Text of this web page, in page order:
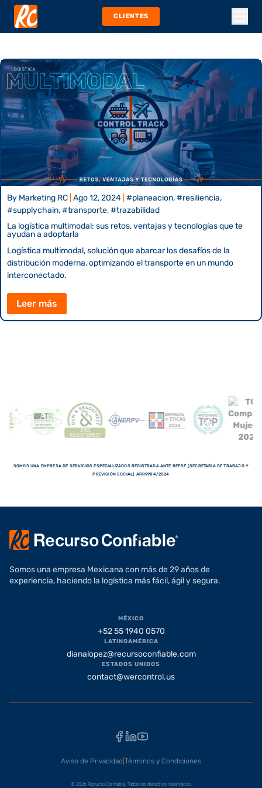
CLIENTES
By Marketing RC Ago 12, 2024 #planeacion, #resiliencia,
#supplychain, #transporte, #trazabilidad
La logística multimodal; sus retos, ventajas y tecnologías que te
ayudan a adoptarla
Logística multimodal, solución que abarcar los desafíos de la
distribución moderna, optimizando el transporte en un mundo
interconectado.
Leer más
SOMOS UNA EMPRESA DE SERVICIOS ESPECIALIZADOS REGISTRADA ANTE REPSE (SECRETARÍA DE TRABAJO Y
PREVISIÓN SOCIAL) ARR9984/2024
Somos una empresa Mexicana con más de 29 años de
experiencia, haciendo la logística más fácil, ágil y segura.
MÉXICO
+52 55 1940 0570
LATINOAMÉRICA
dianalopez@recursoconfiable.com
ESTADOS UNIDOS
contact@wercontrol.us
© 2026 Recurso Confiable. Todos los derechos reservados.
Aviso de Privacidad Términos y Condiciones